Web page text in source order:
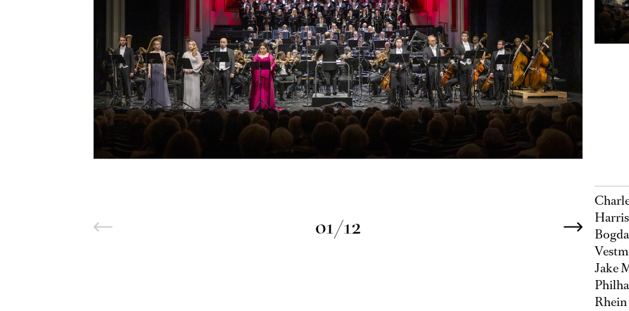
01/12
Jake
Rhein